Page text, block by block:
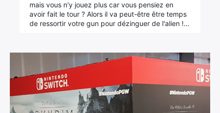
mais vous n'y jouez plus car vous pensiez en
avoir fait le tour ? Alors il va peut-être être temps
de ressortir votre gun pour dézinguer de l'alien !…